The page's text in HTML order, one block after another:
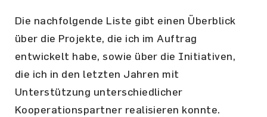
Die nachfolgende Liste gibt einen Überblick
über die Projekte, die ich im Auftrag
entwickelt habe, sowie über die Initiativen,
die ich in den letzten Jahren mit
Unterstützung unterschiedlicher
Kooperationspartner realisieren konnte.